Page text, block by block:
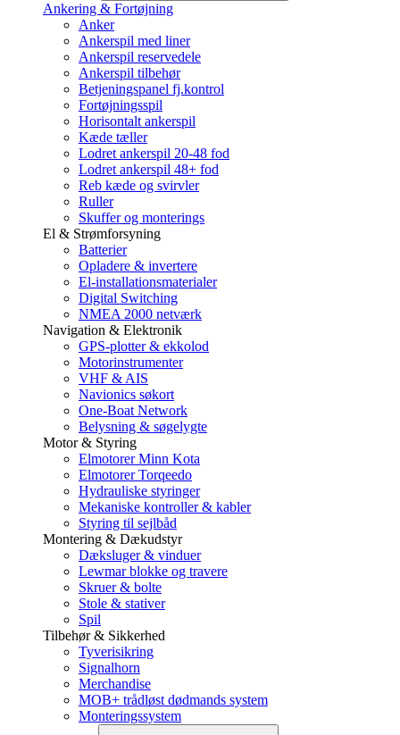
Ankering & Fortøjning
Anker
Ankerspil med liner
Ankerspil reservedele
Ankerspil tilbehør
Betjeningspanel fj.kontrol
Fortøjningsspil
Horisontalt ankerspil
Kæde tæller
Lodret ankerspil 20-48 fod
Lodret ankerspil 48+ fod
Reb kæde og svirvler
Ruller
Skuffer og monterings
El & Strømforsyning
Batterier
Opladere & invertere
El-installationsmaterialer
Digital Switching
NMEA 2000 netværk
Navigation & Elektronik
GPS-plotter & ekkolod
Motorinstrumenter
VHF & AIS
Navionics søkort
One-Boat Network
Belysning & søgelygte
Motor & Styring
Elmotorer Minn Kota
Elmotorer Torqeedo
Hydrauliske styringer
Mekaniske kontroller & kabler
Styring til sejlbåd
Montering & Dækudstyr
Dæksluger & vinduer
Lewmar blokke og travere
Skruer & bolte
Stole & stativer
Spil
Tilbehør & Sikkerhed
Tyverisikring
Signalhorn
Merchandise
MOB+ trådløst dødmands system
Monteringssystem